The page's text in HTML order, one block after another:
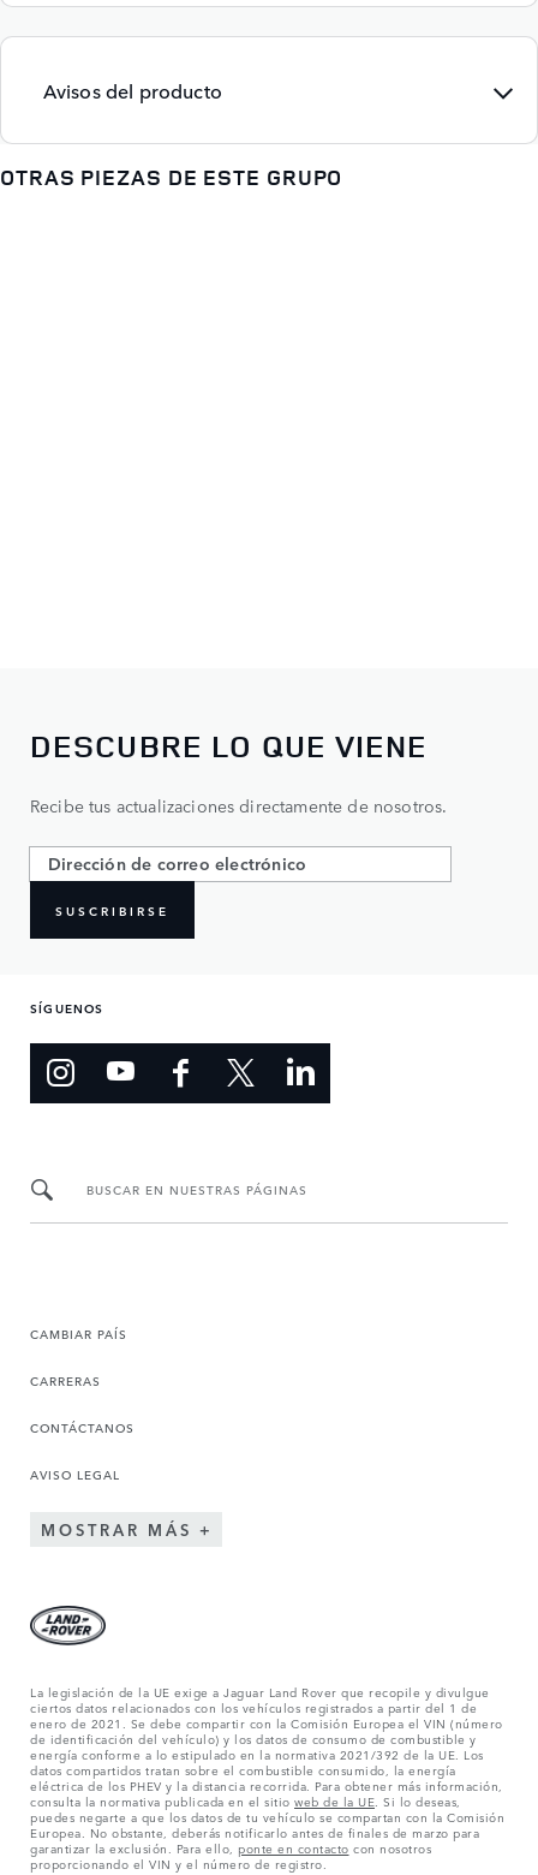
Avisos del producto
OTRAS PIEZAS DE ESTE GRUPO
DESCUBRE LO QUE VIENE
Recibe tus actualizaciones directamente de nosotros.
SUSCRIBIRSE
SÍGUENOS
BUSCAR EN NUESTRAS PÁGINAS
CAMBIAR PAÍS
CARRERAS
CONTÁCTANOS
AVISO LEGAL
MOSTRAR MÁS
La legislación de la UE exige a Jaguar Land Rover que recopile y divulgue
ciertos datos relacionados con los vehículos registrados a partir del 1 de
enero de 2021. Se debe compartir con la Comisión Europea el VIN (número
de identificación del vehículo) y los datos de consumo de combustible y
energía conforme a lo estipulado en la normativa 2021/392 de la UE. Los
datos compartidos tratan sobre el combustible consumido, la energía
eléctrica de los PHEV y la distancia recorrida. Para obtener más información,
consulta la normativa publicada en el sitio web de la UE . Si lo deseas,
puedes negarte a que los datos de tu vehículo se compartan con la Comisión
Europea. No obstante, deberás notificarlo antes de finales de marzo para
garantizar la exclusión. Para ello, ponte en contacto con nosotros
proporcionando el VIN y el número de registro.